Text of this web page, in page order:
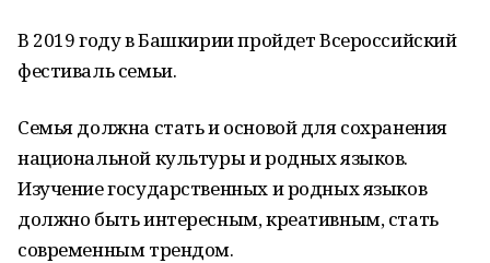
В 2019 году в Башкирии пройдет Всероссийский
фестиваль семьи.
Семья должна стать и основой для сохранения
национальной культуры и родных языков.
Изучение государственных и родных языков
должно быть интересным, креативным, стать
современным трендом.